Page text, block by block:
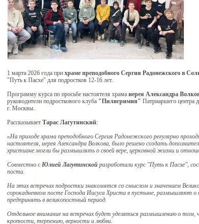
1 марта 2026 года при храме преподобного Сергия Радонежского в
"Путь к Пасхе" для подростков 12-16 лет.
Программу курса по просьбе настоятеля храма иерея Александра
руководители подросткового клуба "Пилигримия" Патриаршего центра
г. Москвы.
Рассказывает Тарас Лагутинский:
«На приходе храма преподобного Сергия Радонежского регулярно
настоятеля, иерея Александра Волкова, было решено создать
христиане могли бы размышлять о своей вере, церковной жизни и
Совместно с Юлией Лагутинской разработали курс "Путь к Пасхе",
поста.
На этих встречах подростки знакомятся со смыслом и значением
сорокадневном посте Господа Иисуса Христа в пустыне, размышляют
предпринять в великопостный период.
Отдельное внимание на встречах будет уделяться размышлению о
кротости, терпению, верности и любви.